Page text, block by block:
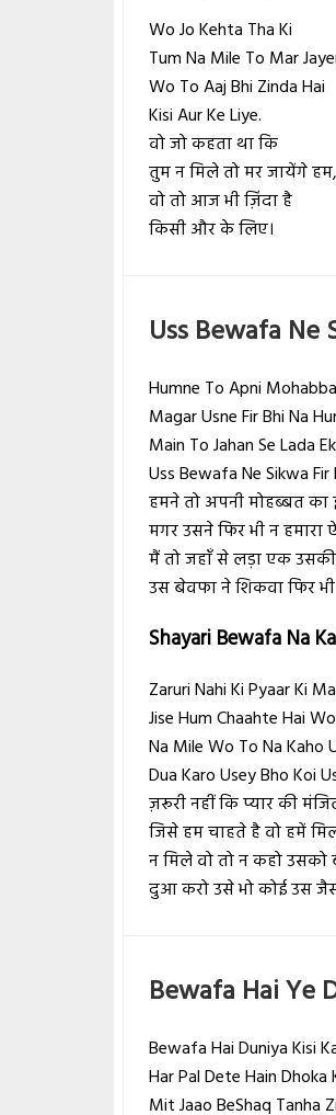
Wo Jo Kehta Tha Ki
Tum Na Mile To Mar
Wo To Aaj Bhi Zinda Hai
Kisi Aur Ke Liye.
वो जो कहता था कि
तुम न मिले तो मर जायेंगे हम,
वो तो आज भी ज़िंदा है
किसी और के लिए।
Uss Bewafa Ne
Humne To Apni
Magar Usne Fir Bhi Na
Main To Jahan Se Lada
Uss Bewafa Ne Sikwa Fir
हमने तो अपनी मोहब्बत का
मगर उसने फिर भी न हमारा
मैं तो जहाँ से लड़ा एक
उस बेवफा ने शिकवा फिर भी
Shayari Bewafa Na
Zaruri Nahi Ki Pyaar Ki
Jise Hum Chaahte Hai
Na Mile Wo To Na Kaho
Dua Karo Usey Bho Koi
ज़रूरी नहीं कि प्यार की
जिसे हम चाहते है वो हमें
न मिले वो तो न कहो उसको
दुआ करो उसे भो कोई उस
Bewafa Hai Ye
Bewafa Hai Duniya Kisi
Har Pal Dete Hain Dhoka
Mit Jaao BeShaq Tanha